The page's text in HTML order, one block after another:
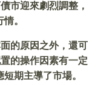
市迎來劇烈調整，
。
的原因之外，還可
的操作因素有一定
期主導了市場。